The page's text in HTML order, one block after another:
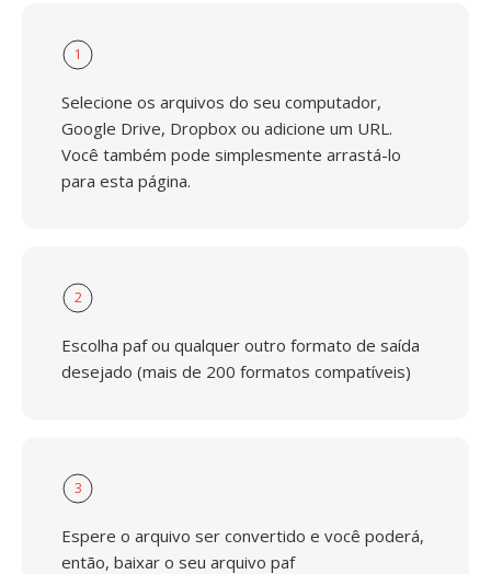
1
Selecione os arquivos do seu computador,
Google Drive, Dropbox ou adicione um URL.
Você também pode simplesmente arrastá-lo
para esta página.
2
Escolha paf ou qualquer outro formato de saída
desejado (mais de 200 formatos compatíveis)
3
Espere o arquivo ser convertido e você poderá,
então, baixar o seu arquivo paf